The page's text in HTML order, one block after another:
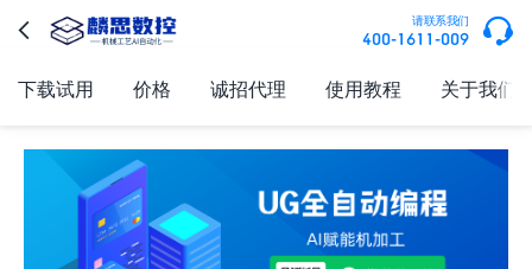
 请联系我们
400-1611-009 
下载试用 价格 诚招代理 使用教程 关于我们